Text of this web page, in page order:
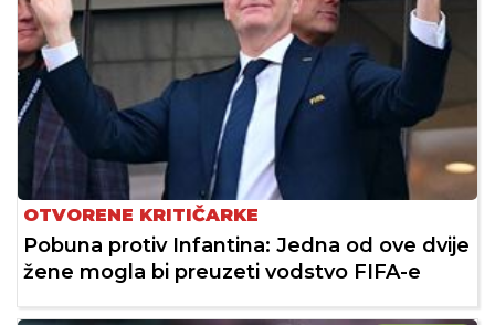
OTVORENE KRITIČARKE
Pobuna protiv Infantina: Jedna od ove dvije
žene mogla bi preuzeti vodstvo FIFA-e